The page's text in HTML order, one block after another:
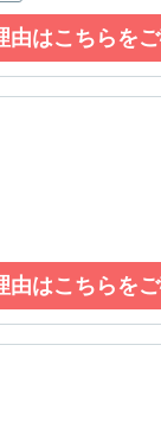
由はこちらを
由はこちらを